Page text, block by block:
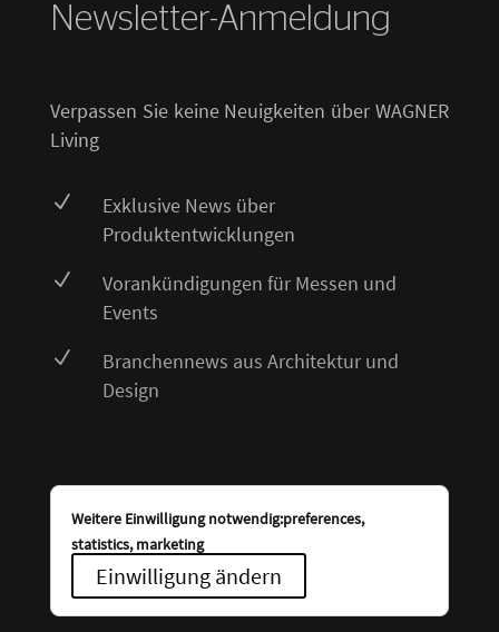
Newsletter-Anmeldung
Verpassen Sie keine Neuigkeiten über WAGNER
Living
N
Exklusive News über
Produktentwicklungen
N
Vorankündigungen für Messen und
Events
N
Branchennews aus Architektur und
Design
Weitere Einwilligung notwendig:preferences,
statistics, marketing
Einwilligung ändern